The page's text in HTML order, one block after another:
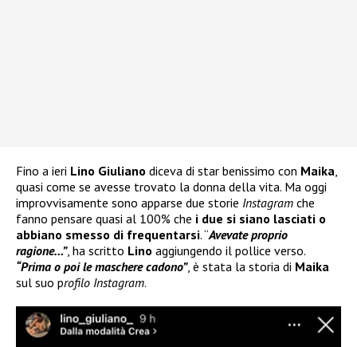
Fino a ieri Lino Giuliano diceva di star benissimo con Maika,
quasi come se avesse trovato la donna della vita. Ma oggi
improvvisamente sono apparse due storie Instagram che
fanno pensare quasi al 100% che i due si siano lasciati o
abbiano smesso di frequentarsi. “Avevate proprio
ragione…”, ha scritto Lino aggiungendo il pollice verso.
“Prima o poi le maschere cadono”, è stata la storia di Maika
sul suo profilo Instagram.